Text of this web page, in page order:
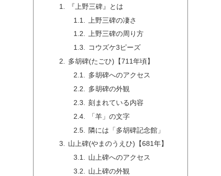
『上野三碑』とは
上野三碑の凄さ
上野三碑の周り方
コウズケ3ピーズ
多胡碑(たごひ)【711年頃】
多胡碑へのアクセス
多胡碑の外観
刻まれている内容
「羊」の文字
隣には「多胡碑記念館」
山上碑(やまのうえひ)【681年】
山上碑へのアクセス
山上碑の外観